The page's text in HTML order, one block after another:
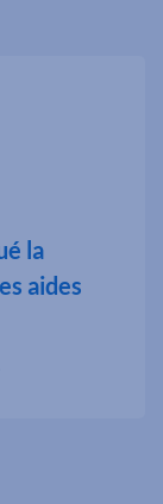
la
aides